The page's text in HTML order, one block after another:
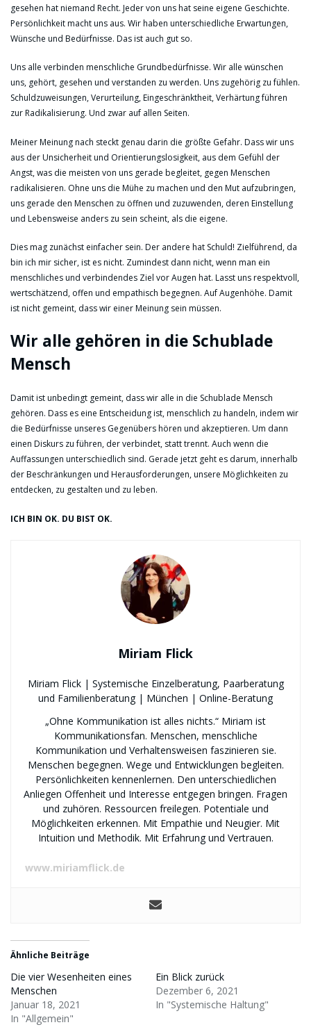
gesehen hat niemand Recht. Jeder von uns hat seine eigene Geschichte.
Persönlichkeit macht uns aus. Wir haben unterschiedliche Erwartungen,
Wünsche und Bedürfnisse. Das ist auch gut so.
Uns alle verbinden menschliche Grundbedürfnisse. Wir alle wünschen
uns, gehört, gesehen und verstanden zu werden. Uns zugehörig zu fühlen.
Schuldzuweisungen, Verurteilung, Eingeschränktheit, Verhärtung führen
zur Radikalisierung. Und zwar auf allen Seiten.
Meiner Meinung nach steckt genau darin die größte Gefahr. Dass wir uns
aus der Unsicherheit und Orientierungslosigkeit, aus dem Gefühl der
Angst, was die meisten von uns gerade begleitet, gegen Menschen
radikalisieren. Ohne uns die Mühe zu machen und den Mut aufzubringen,
uns gerade den Menschen zu öffnen und zuzuwenden, deren Einstellung
und Lebensweise anders zu sein scheint, als die eigene.
Dies mag zunächst einfacher sein. Der andere hat Schuld! Zielführend, da
bin ich mir sicher, ist es nicht. Zumindest dann nicht, wenn man ein
menschliches und verbindendes Ziel vor Augen hat. Lasst uns respektvoll,
wertschätzend, offen und empathisch begegnen. Auf Augenhöhe. Damit
ist nicht gemeint, dass wir einer Meinung sein müssen.
Wir alle gehören in die Schublade
Mensch
Damit ist unbedingt gemeint, dass wir alle in die Schublade Mensch
gehören. Dass es eine Entscheidung ist, menschlich zu handeln, indem wir
die Bedürfnisse unseres Gegenübers hören und akzeptieren. Um dann
einen Diskurs zu führen, der verbindet, statt trennt. Auch wenn die
Auffassungen unterschiedlich sind. Gerade jetzt geht es darum, innerhalb
der Beschränkungen und Herausforderungen, unsere Möglichkeiten zu
entdecken, zu gestalten und zu leben.
ICH BIN OK. DU BIST OK.
Miriam Flick
Miriam Flick | Systemische Einzelberatung, Paarberatung
und Familienberatung | München | Online-Beratung
„Ohne Kommunikation ist alles nichts.“ Miriam ist
Kommunikationsfan. Menschen, menschliche
Kommunikation und Verhaltensweisen faszinieren sie.
Menschen begegnen. Wege und Entwicklungen begleiten.
Persönlichkeiten kennenlernen. Den unterschiedlichen
Anliegen Offenheit und Interesse entgegen bringen. Fragen
und zuhören. Ressourcen freilegen. Potentiale und
Möglichkeiten erkennen. Mit Empathie und Neugier. Mit
Intuition und Methodik. Mit Erfahrung und Vertrauen.
www.miriamflick.de
Ähnliche Beiträge
Die vier Wesenheiten eines
Menschen
Januar 18, 2021
In "Allgemein"
Ein Blick zurück
Dezember 6, 2021
In "Systemische Haltung"